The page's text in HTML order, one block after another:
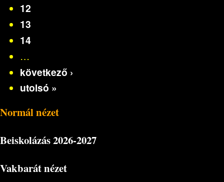
12
13
14
…
következő ›
utolsó »
Normál nézet
Beiskolázás2026-2027
Vakbarát nézet